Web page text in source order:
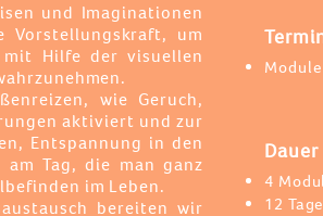
und Imaginationen
Vorstellungskraft, um
mit Hilfe der visuellen
wie Geruch,
aktiviert und zur
Entspannung in den
Tag, die man ganz
im Leben.
bereiten wir
Dauer
4
12